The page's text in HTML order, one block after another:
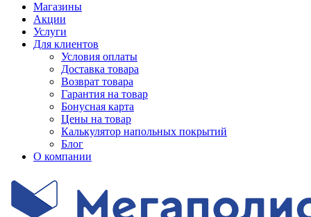
Магазины
Акции
Услуги
Для клиентов
Условия оплаты
Доставка товара
Возврат товара
Гарантия на товар
Бонусная карта
Цены на товар
Калькулятор напольных покрытий
Блог
О компании